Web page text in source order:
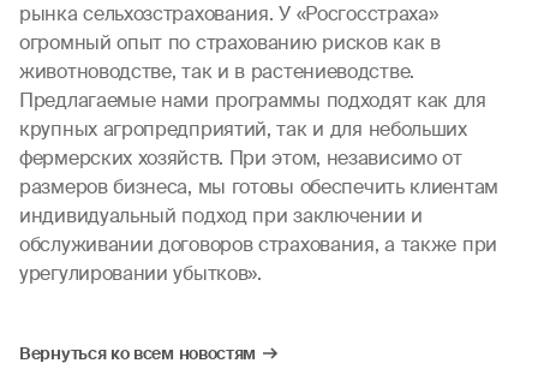
рынка сельхозстрахования. У «Росгосстраха»
огромный опыт по страхованию рисков как в
животноводстве, так и в растениеводстве.
Предлагаемые нами программы подходят как для
крупных агропредприятий, так и для небольших
фермерских хозяйств. При этом, независимо от
размеров бизнеса, мы готовы обеспечить клиентам
индивидуальный подход при заключении и
обслуживании договоров страхования, а также при
урегулировании убытков».
Вернуться ко всем новостям